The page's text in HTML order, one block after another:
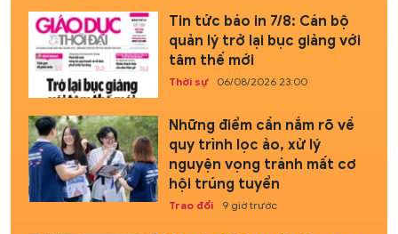
Tin tức báo in 7/8: Cán bộ
quản lý trở lại bục giảng với
tâm thế mới
Thời sự 06/08/2026 23:00
Những điểm cần nắm rõ về
quy trình lọc ảo, xử lý
nguyện vọng tránh mất cơ
hội trúng tuyển
Trao đổi 9 giờ trước